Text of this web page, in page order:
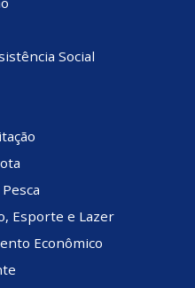
Social
Esporte e Lazer
Econômico